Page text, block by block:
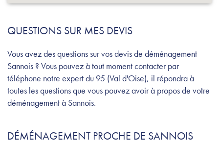
QUESTIONS SUR MES DEVIS
Vous avez des questions sur vos devis de déménagement
Sannois ? Vous pouvez à tout moment contacter par
téléphone notre expert du 95 (Val d'Oise), il répondra à
toutes les questions que vous pouvez avoir à propos de votre
déménagement à Sannois.
DÉMÉNAGEMENT PROCHE DE SANNOIS